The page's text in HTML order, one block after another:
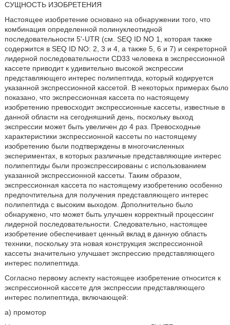
СУЩНОСТЬ ИЗОБРЕТЕНИЯ
Настоящее изобретение основано на обнаружении того, что
комбинация определенной полинуклеотидной
последовательности 5'-UTR (см. SEQ ID NO 1, которая также
содержится в SEQ ID NO: 2, 3 и 4, а также 5, 6 и 7) и секреторной
лидерной последовательности CD33 человека в экспрессионной
кассете приводит к удивительно высокой экспрессии
представляющего интерес полипептида, который кодируется
указанной экспрессионной кассетой. В некоторых примерах было
показано, что экспрессионная кассета по настоящему
изобретению превосходит экспрессионные кассеты, известные в
данной области на сегодняшний день, поскольку выход
экспрессии может быть увеличен до 4 раз. Превосходные
характеристики экспрессионной кассеты по настоящему
изобретению были подтверждены в многочисленных
экспериментах, в которых различные представляющие интерес
полипептиды были проэкспрессированы с использованием
указанной экспрессионной кассеты. Таким образом,
экспрессионная кассета по настоящему изобретению особенно
предпочтительна для получения представляющего интерес
полипептида с высоким выходом. Дополнительно было
обнаружено, что может быть улучшен корректный процессинг
лидерной последовательности. Следовательно, настоящее
изобретение обеспечивает ценный вклад в данную область
техники, поскольку эта новая конструкция экспрессионной
кассеты значительно улучшает экспрессию представляющего
интерес полипептида.
Согласно первому аспекту настоящее изобретение относится к
экспрессионной кассете для экспрессии представляющего
интерес полипептида, включающей:
а) промотор